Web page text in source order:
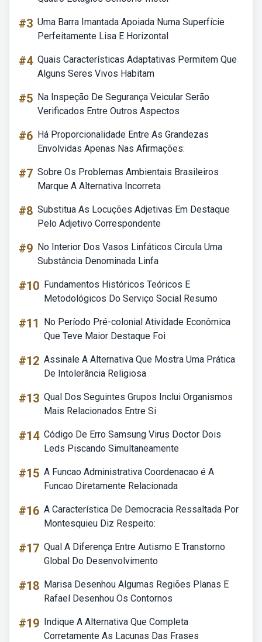
#3 Uma Barra Imantada Apoiada Numa Superfície
Perfeitamente Lisa E Horizontal
#4 Quais Características Adaptativas Permitem Que
Alguns Seres Vivos Habitam
#5 Na Inspeção De Segurança Veicular Serão
Verificados Entre Outros Aspectos
#6 Há Proporcionalidade Entre As Grandezas
Envolvidas Apenas Nas Afirmações:
#7 Sobre Os Problemas Ambientais Brasileiros
Marque A Alternativa Incorreta
#8 Substitua As Locuções Adjetivas Em Destaque
Pelo Adjetivo Correspondente
#9 No Interior Dos Vasos Linfáticos Circula Uma
Substância Denominada Linfa
#10 Fundamentos Históricos Teóricos E
Metodológicos Do Serviço Social Resumo
#11
No Período Pré-colonial Atividade Econômica
Que Teve Maior Destaque Foi
#12 Assinale A Alternativa Que Mostra Uma Prática
De Intolerância Religiosa
#13 Qual Dos Seguintes Grupos Inclui Organismos
Mais Relacionados Entre Si
#14 Código De Erro Samsung Virus Doctor Dois
Leds Piscando Simultaneamente
#15 A Funcao Administrativa Coordenacao é A
Funcao Diretamente Relacionada
#16 A Característica De Democracia Ressaltada Por
Montesquieu Diz Respeito:
#17 Qual A Diferença Entre Autismo E Transtorno
Global Do Desenvolvimento
#18 Marisa Desenhou Algumas Regiões Planas E
Rafael Desenhou Os Contornos
#19 Indique A Alternativa Que Completa
Corretamente As Lacunas Das Frases